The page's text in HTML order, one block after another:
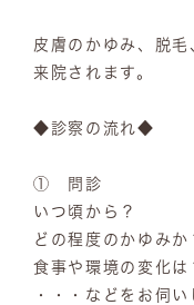
皮膚のかゆみ、脱
来院されます。
◆診察の流れ◆
① 問診
いつ頃から？
どの程度のかゆみか
食事や環境の変化は
・・・などをお伺い